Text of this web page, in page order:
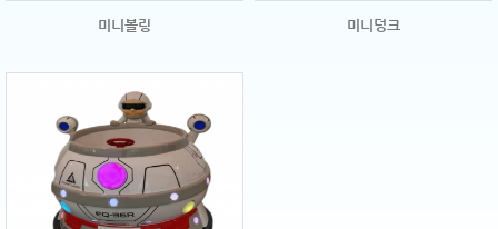
미니볼링 미니덩크